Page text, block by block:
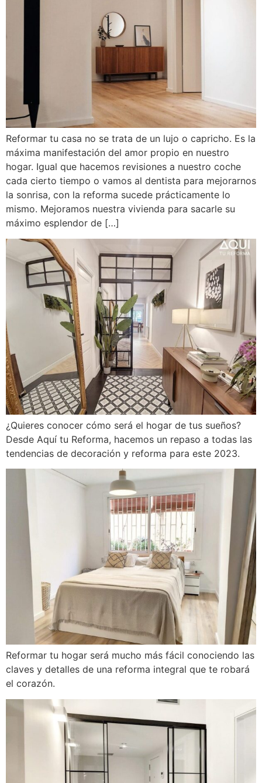
Reformar tu casa no se trata de un lujo o capricho. Es la
máxima manifestación del amor propio en nuestro
hogar. Igual que hacemos revisiones a nuestro coche
cada cierto tiempo o vamos al dentista para mejorarnos
la sonrisa, con la reforma sucede prácticamente lo
mismo. Mejoramos nuestra vivienda para sacarle su
máximo esplendor de […]
¿Quieres conocer cómo será el hogar de tus sueños?
Desde Aquí tu Reforma, hacemos un repaso a todas las
tendencias de decoración y reforma para este 2023.
Reformar tu hogar será mucho más fácil conociendo las
claves y detalles de una reforma integral que te robará
el corazón.